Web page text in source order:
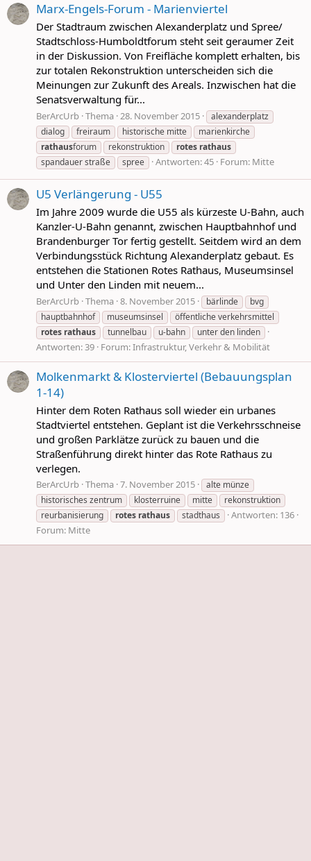
Marx-Engels-Forum - Marienviertel
Der Stadtraum zwischen Alexanderplatz und Spree/
Stadtschloss-Humboldtforum steht seit geraumer Zeit
in der Diskussion. Von Freifläche komplett erhalten, bis
zur totalen Rekonstruktion unterscheiden sich die
Meinungen zur Zukunft des Areals. Inzwischen hat die
Senatsverwaltung für...
BerArcUrb Thema 28. November 2015
alexanderplatz
dialog
freiraum historische mitte
marienkirche
rathausforum rekonstruktion rotes rathaus
spandauer straße
spree Antworten: 45 Forum: Mitte
U5 Verlängerung - U55
Im Jahre 2009 wurde die U55 als kürzeste U-Bahn, auch
Kanzler-U-Bahn genannt, zwischen Hauptbahnhof und
Brandenburger Tor fertig gestellt. Seitdem wird an dem
Verbindungsstück Richtung Alexanderplatz gebaut. Es
entstehen die Stationen Rotes Rathaus, Museumsinsel
und Unter den Linden mit neuem...
BerArcUrb Thema 8. November 2015 bärlinde
bvg
hauptbahnhof
museumsinsel
öffentliche verkehrsmittel
rotes rathaus tunnelbau u-bahn unter den linden
Antworten: 39 Forum:Infrastruktur, Verkehr & Mobilität
Molkenmarkt & Klosterviertel (Bebauungsplan
1-14)
Hinter dem Roten Rathaus soll wieder ein urbanes
Stadtviertel entstehen. Geplant ist die Verkehrsschneise
und großen Parklätze zurück zu bauen und die
Straßenführung direkt hinter das Rote Rathaus zu
verlegen.
BerArcUrb Thema 7. November 2015
alte münze
historisches zentrum
klosterruine mitte
rekonstruktion
reurbanisierung
rotes rathaus stadthaus
Antworten: 136
Forum: Mitte